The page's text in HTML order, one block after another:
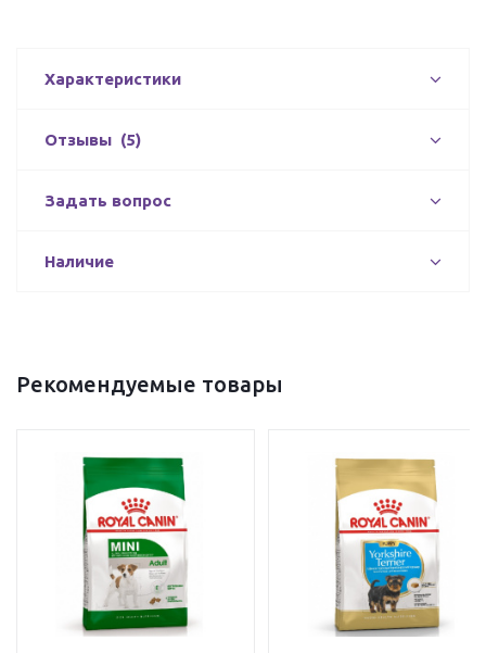
Характеристики
Отзывы (5)
Задать вопрос
Наличие
Рекомендуемые товары